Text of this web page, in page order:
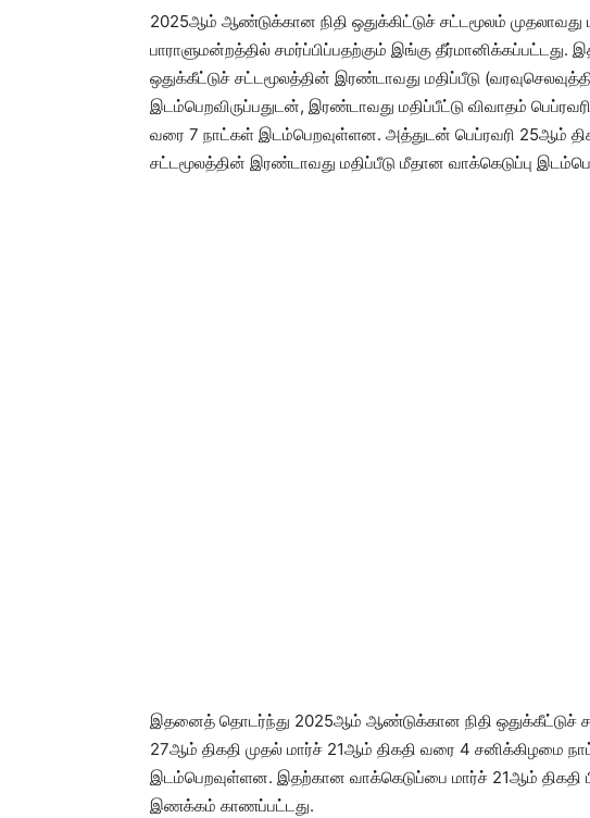
2025ஆம் ஆண்டுக்கான நிதி ஒதுக்கிட்டுச் சட்டமூலம்
பாராளுமன்றத்தில் சமர்ப்பிப்பதற்கும் இங்கு
ஒதுக்கீட்டுச் சட்டமூலத்தின் இரண்டாவது மதிப்பீடு
இடம்பெறவிருப்பதுடன், இரண்டாவது மதிப்பீட்டு விவாதம்
வரை 7 நாட்கள் இடம்பெறவுள்ளன. அத்துடன் பெப்ரவரி 25ஆம்
சட்டமூலத்தின் இரண்டாவது மதிப்பீடு மீதான வாக்கெடுப்பு
இதனைத் தொடர்ந்து 2025ஆம் ஆண்டுக்கான நிதி ஒதுக்கீட்டுச்
27ஆம் திகதி முதல் மார்ச் 21ஆம் திகதி வரை 4 சனிக்கிழமை
இடம்பெறவுள்ளன. இதற்கான வாக்கெடுப்பை மார்ச் 21ஆம் திகதி
இணக்கம் காணப்பட்டது.